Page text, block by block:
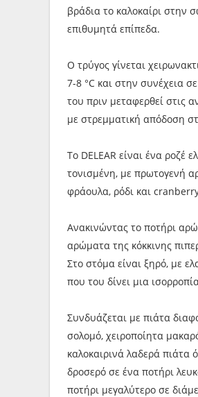
βράδια το καλοκαίρι στην
επιθυμητά επίπεδα.
Ο τρύγος γίνεται
7-8 °C και στην συνέχεια
του πριν μεταφερθεί στις
με στρεμματική απόδοση
Το DELEAR είναι ένα
τονισμένη, με πρωτογενή
φράουλα, ρόδι και
Ανακινώντας το ποτήρι
αρώματα της κόκκινης
Στο στόμα είναι ξηρό, με
που του δίνει μια
Συνδυάζεται με πιάτα
σολομό, χειροποίητα
καλοκαιρινά λαδερά
δροσερό σε ένα ποτήρι
ποτήρι μεγαλύτερο σε